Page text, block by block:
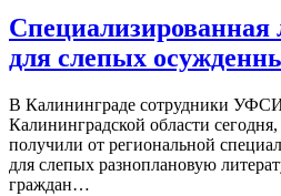
Специализированная
для слепых
В Калининграде сотрудники
Калининградской области
получили от региональной
для слепых разноплановую
граждан…